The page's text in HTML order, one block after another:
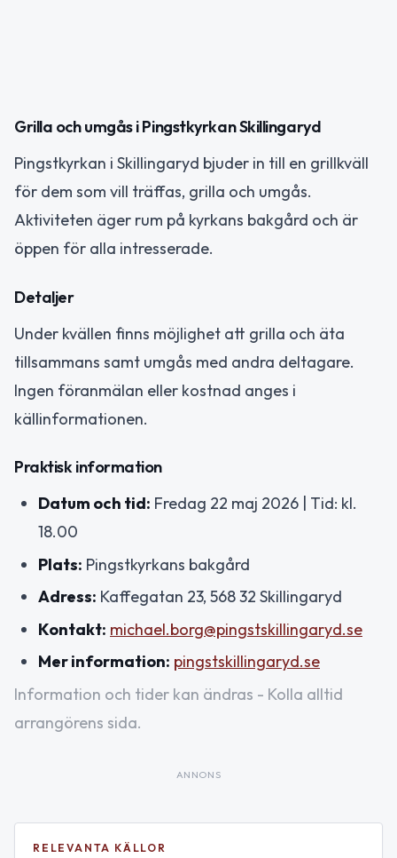
Grilla och umgås i Pingstkyrkan Skillingaryd
Pingstkyrkan i Skillingaryd bjuder in till en grillkväll
för dem som vill träffas, grilla och umgås.
Aktiviteten äger rum på kyrkans bakgård och är
öppen för alla intresserade.
Detaljer
Under kvällen finns möjlighet att grilla och äta
tillsammans samt umgås med andra deltagare.
Ingen föranmälan eller kostnad anges i
källinformationen.
Praktisk information
Datum och tid: Fredag 22 maj 2026 | Tid: kl.
18.00
Plats: Pingstkyrkans bakgård
Adress: Kaffegatan 23, 568 32 Skillingaryd
Kontakt: michael.borg@pingstskillingaryd.se
Mer information: pingstskillingaryd.se
Information och tider kan ändras - Kolla alltid
arrangörens sida.
ANNONS
RELEVANTA KÄLLOR